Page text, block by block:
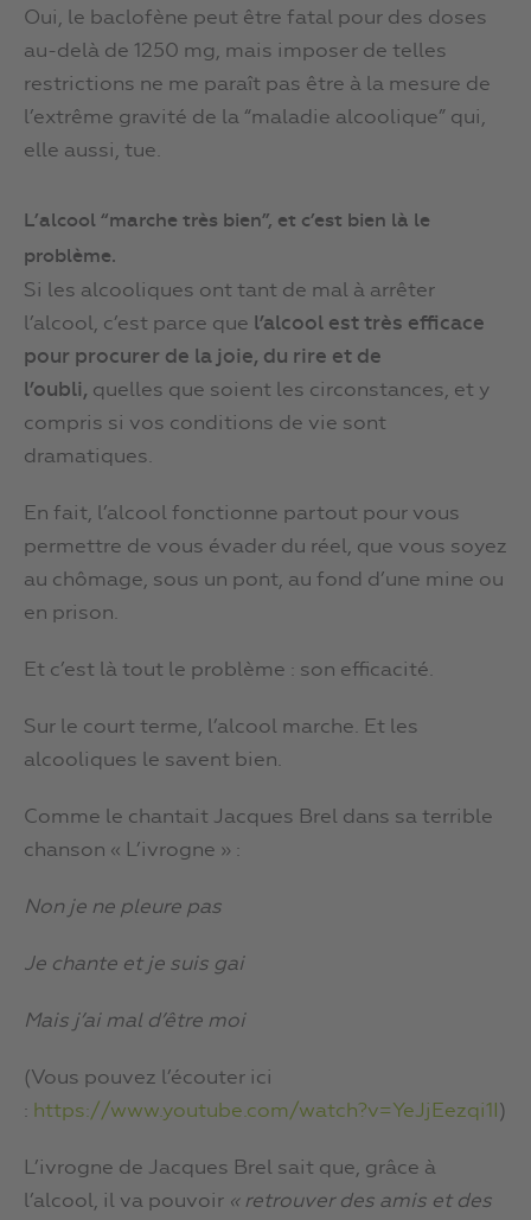
Oui, le baclofène peut être fatal pour des doses
au-delà de 1250 mg, mais imposer de telles
restrictions ne me paraît pas être à la mesure de
l’extrême gravité de la “maladie alcoolique” qui,
elle aussi, tue.
L’alcool “marche très bien”, et c’est bien là le
problème.
Si les alcooliques ont tant de mal à arrêter
l’alcool, c’est parce que l’alcool est très efficace
pour procurer de la joie, du rire et de
l’oubli, quelles que soient les circonstances, et y
compris si vos conditions de vie sont
dramatiques.
En fait, l’alcool fonctionne partout pour vous
permettre de vous évader du réel, que vous soyez
au chômage, sous un pont, au fond d’une mine ou
en prison.
Et c’est là tout le problème : son efficacité.
Sur le court terme, l’alcool marche. Et les
alcooliques le savent bien.
Comme le chantait Jacques Brel dans sa terrible
chanson « L’ivrogne » :
Non je ne pleure pas
Je chante et je suis gai
Mais j’ai mal d’être moi
(Vous pouvez l’écouter ici
: https://www.youtube.com/watch?v=YeJjEezqi1I )
L’ivrogne de Jacques Brel sait que, grâce à
l’alcool, il va pouvoir « retrouver des amis et des